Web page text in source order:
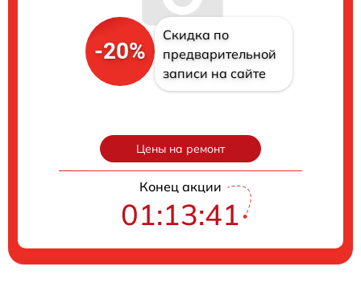
-20%
Скидка по
предварительной
записи на сайте
Цены на ремонт
Конец акции
01:13:40